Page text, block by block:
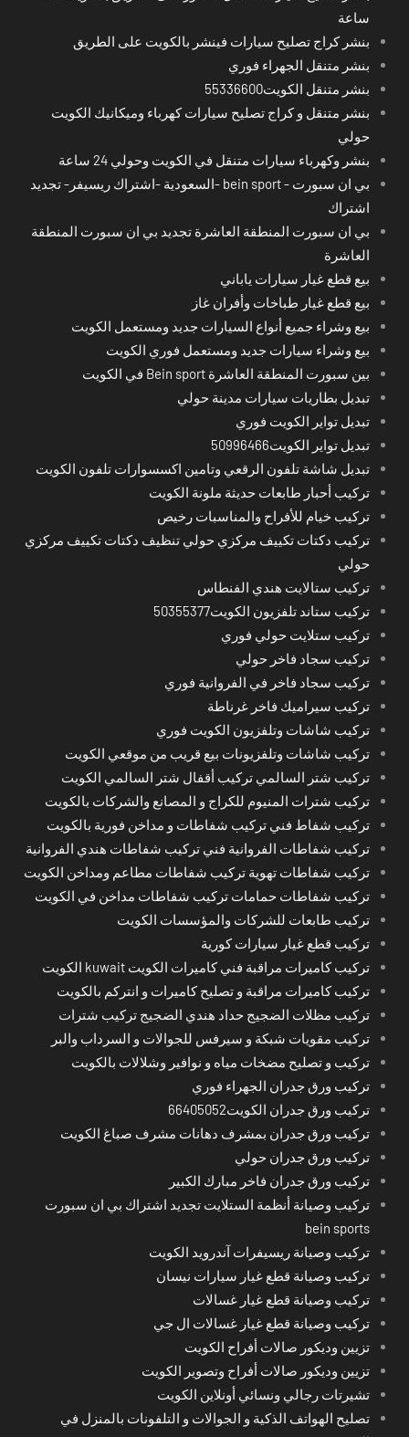
ساعة
بنشر كراج تصليح سيارات فينشر بالكويت على الطريق
بنشر متنقل الجهراء فوري
بنشر متنقل الكويت55336600
بنشر متنقل و كراج تصليح سيارات كهرباء وميكانيك الكويت
حولي
بنشر وكهرباء سيارات متنقل في الكويت وحولي 24 ساعة
بي ان سبورت - bein sport -السعودية -اشتراك ريسيفر- تجديد
اشتراك
بي ان سبورت المنطقة العاشرة تجديد بي ان سبورت المنطقة
العاشرة
بيع قطع غيار سيارات ياباني
بيع قطع غيار طباخات وأفران غاز
بيع وشراء جميع أنواع السيارات جديد ومستعمل الكويت
بيع وشراء سيارات جديد ومستعمل فوري الكويت
بين سبورت المنطقة العاشرة Bein sport في الكويت
تبديل بطاريات سيارات مدينة حولي
تبديل تواير الكويت فوري
تبديل تواير الكويت50996466
تبديل شاشة تلفون الرقعي وتامين اكسسوارات تلفون الكويت
تركيب أحبار طابعات حديثة ملونة الكويت
تركيب خيام للأفراح والمناسبات رخيص
تركيب دكتات تكييف مركزي حولي تنظيف دكتات تكييف مركزي
حولي
تركيب ستالايت هندي الفنطاس
تركيب ستاند تلفزيون الكويت50355377
تركيب ستلايت حولي فوري
تركيب سجاد فاخر حولي
تركيب سجاد فاخر في الفروانية فوري
تركيب سيراميك فاخر غرناطة
تركيب شاشات وتلفزيون الكويت فوري
تركيب شاشات وتلفزيونات بيع قريب من موقعي الكويت
تركيب شتر السالمي تركيب أقفال شتر السالمي الكويت
تركيب شترات المنيوم للكراج و المصانع والشركات بالكويت
تركيب شفاط فني تركيب شفاطات و مداخن فورية بالكويت
تركيب شفاطات الفروانية فني تركيب شفاطات هندي الفروانية
تركيب شفاطات تهوية تركيب شفاطات مطاعم ومداخن الكويت
تركيب شفاطات حمامات تركيب شفاطات مداخن في الكويت
تركيب طابعات للشركات والمؤسسات الكويت
تركيب قطع غيار سيارات كورية
تركيب كاميرات مراقبة فني كاميرات الكويت kuwait الكويت
تركيب كاميرات مراقبة و تصليح كاميرات و انتركم بالكويت
تركيب مظلات الضجيج حداد هندي الضجيج تركيب شترات
تركيب مقويات شبكة و سيرفس للجوالات و السرداب والبر
تركيب و تصليح مضخات مياه و نوافير وشلالات بالكويت
تركيب ورق جدران الجهراء فوري
تركيب ورق جدران الكويت66405052
تركيب ورق جدران بمشرف دهانات مشرف صباغ الكويت
تركيب ورق جدران حولي
تركيب ورق جدران فاخر مبارك الكبير
تركيب وصيانة أنظمة الستلايت تجديد اشتراك بي ان سبورت
bein sports
تركيب وصيانة ريسيفرات آندرويد الكويت
تركيب وصيانة قطع غيار سيارات نيسان
تركيب وصيانة قطع غيار غسالات
تركيب وصيانة قطع غيار غسالات ال جي
تزيين وديكور صالات أفراح الكويت
تزيين وديكور صالات أفراح وتصوير الكويت
تشيرتات رجالي ونسائي أونلاين الكويت
تصليح الهواتف الذكية و الجوالات و التلفونات بالمنزل في